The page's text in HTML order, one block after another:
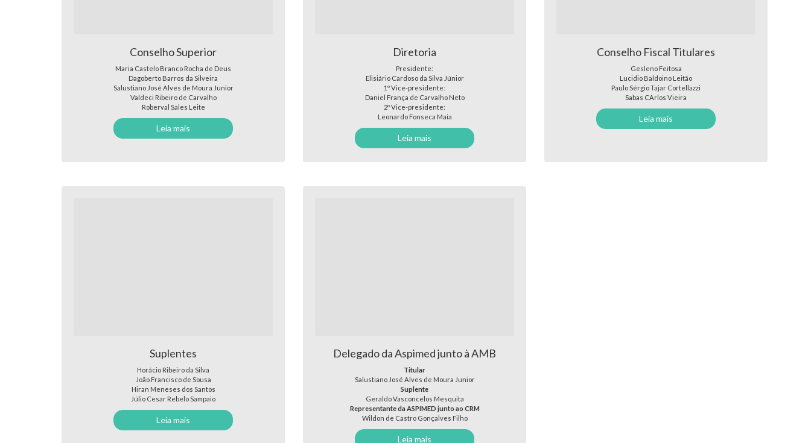
Conselho Superior
Maria Castelo Branco Rocha de Deus
Dagoberto Barros da Silveira
Salustiano José Alves de Moura Junior
Valdeci Ribeiro de Carvalho
Roberval Sales Leite
Leia mais
Diretoria
Presidente:
Elisiário Cardoso da Silva Júnior
1º Vice-presidente:
Daniel França de Carvalho Neto
2º Vice-presidente:
Leonardo Fonseca Maia
Leia mais
Conselho Fiscal Titulares
Gesleno Feitosa
Lucidio Baldoino Leitão
Paulo Sérgio Tajar Cortellazzi
Sabas CArlos Vieira
Leia mais
Suplentes
Horácio Ribeiro da Silva
João Francisco de Sousa
Hiran Meneses dos Santos
Júlio Cesar Rebelo Sampaio
Leia mais
Delegado da Aspimed junto à AMB
Titular
Salustiano José Alves de Moura Junior
Suplente
Geraldo Vasconcelos Mesquita
Representante da ASPIMED junto ao CRM
Wildon de Castro Gonçalves Filho
Leia mais